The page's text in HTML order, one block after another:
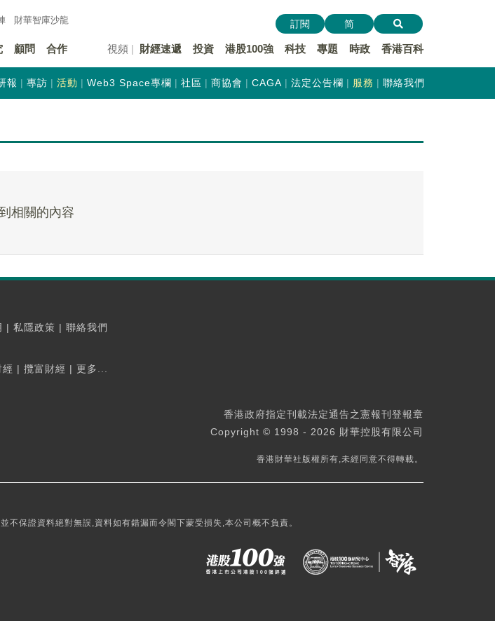
財華智庫沙龍
顧問 合作 視頻 財經速遞 投資 港股100強 科技 專題 時政 香港百科
訂閱 简
報 專訪 活動 Web3 Space專欄 社區 商協會 CAGA 法定公告欄 服務 聯絡我們
相關的內容
| 私隱政策 | 聯絡我們
| 攬富財經 | 更多...
香港政府指定刊載法定通告之憲報刊登報章
Copyright © 1998 - 2026 財華控股有限公司
香港財華社版權所有,未經同意不得轉載。
保證資料絕對無誤,資料如有錯漏而令閣下蒙受損失,本公司概不負責。